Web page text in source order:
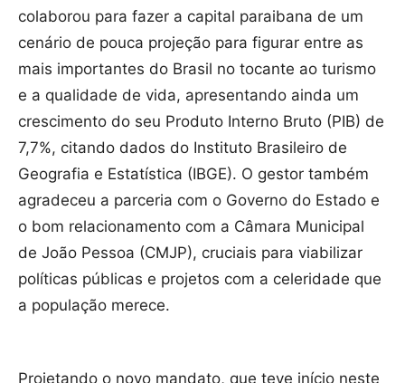
colaborou para fazer a capital paraibana de um
cenário de pouca projeção para figurar entre as
mais importantes do Brasil no tocante ao turismo
e a qualidade de vida, apresentando ainda um
crescimento do seu Produto Interno Bruto (PIB) de
7,7%, citando dados do Instituto Brasileiro de
Geografia e Estatística (IBGE). O gestor também
agradeceu a parceria com o Governo do Estado e
o bom relacionamento com a Câmara Municipal
de João Pessoa (CMJP), cruciais para viabilizar
políticas públicas e projetos com a celeridade que
a população merece.
Projetando o novo mandato, que teve início neste